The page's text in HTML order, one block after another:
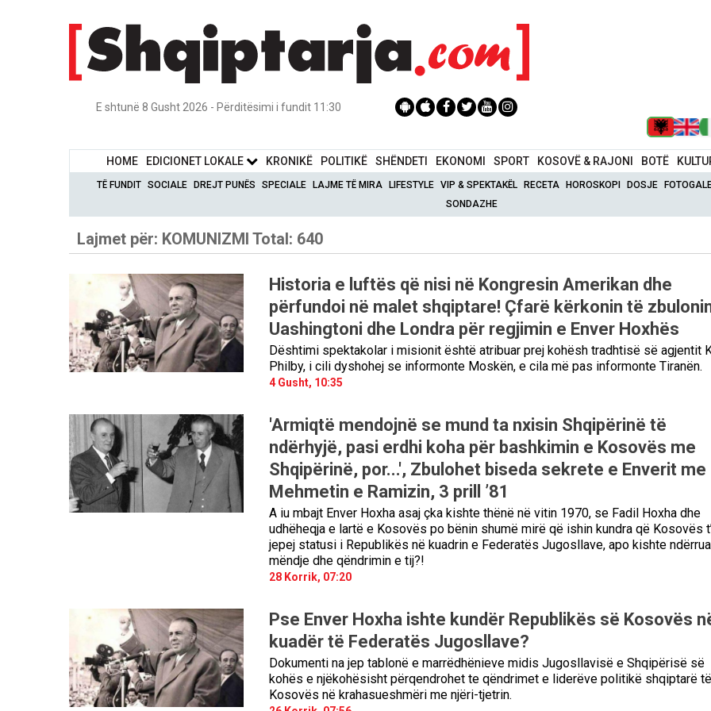
E shtunë 8 Gusht 2026 - Përditësimi i fundit 11:30
HOME EDICIONET LOKALE KRONIKË POLITIKË SHËNDETI EKONOMI SPORT KOSOVË & RAJONI BOTË
TË FUNDIT SOCIALE DREJT PUNËS SPECIALE LAJME TË MIRA LIFESTYLE VIP & SPEKTAKËL RECETA HOROSKOPI DOSJE
SONDAZHE
Lajmet për: KOMUNIZMI Total: 640
Historia e luftës që nisi në Kongresin Amerikan dhe
përfundoi në malet shqiptare! Çfarë kërkonin të
Uashingtoni dhe Londra për regjimin e Enver Hoxhës
Dështimi spektakolar i misionit është atribuar prej kohësh tradhtisë së agjentit
Philby, i cili dyshohej se informonte Moskën, e cila më pas informonte Tiranën.
4 Gusht, 10:35
'Armiqtë mendojnë se mund ta nxisin Shqipërinë të
ndërhyjë, pasi erdhi koha për bashkimin e Kosovës me
Shqipërinë, por...', Zbulohet biseda sekrete e Enverit me
Mehmetin e Ramizin, 3 prill ’81
A iu mbajt Enver Hoxha asaj çka kishte thënë në vitin 1970, se Fadil Hoxha dhe
udhëheqja e lartë e Kosovës po bënin shumë mirë që ishin kundra që Kosovës
jepej statusi i Republikës në kuadrin e Federatës Jugosllave, apo kishte
mëndje dhe qëndrimin e tij?!
28 Korrik, 07:20
Pse Enver Hoxha ishte kundër Republikës së Kosovës
kuadër të Federatës Jugosllave?
Dokumenti na jep tablonë e marrëdhënieve midis Jugosllavisë e Shqipërisë së
kohës e njëkohësisht përqendrohet te qëndrimet e liderëve politikë shqiptarë të
Kosovës në krahasueshmëri me njëri-tjetrin.